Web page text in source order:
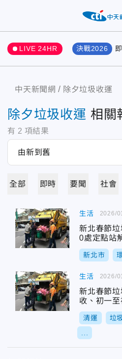
LIVE 24HR 決戰2026
中天新聞網 除夕垃圾收運
除夕垃圾收運 相關
有 2 項結果
全部 即時 要聞 社會
生活
新北春節
0處定點站
新北市
2026/
生活
新北春節
收、初一
清運 垃
2026/